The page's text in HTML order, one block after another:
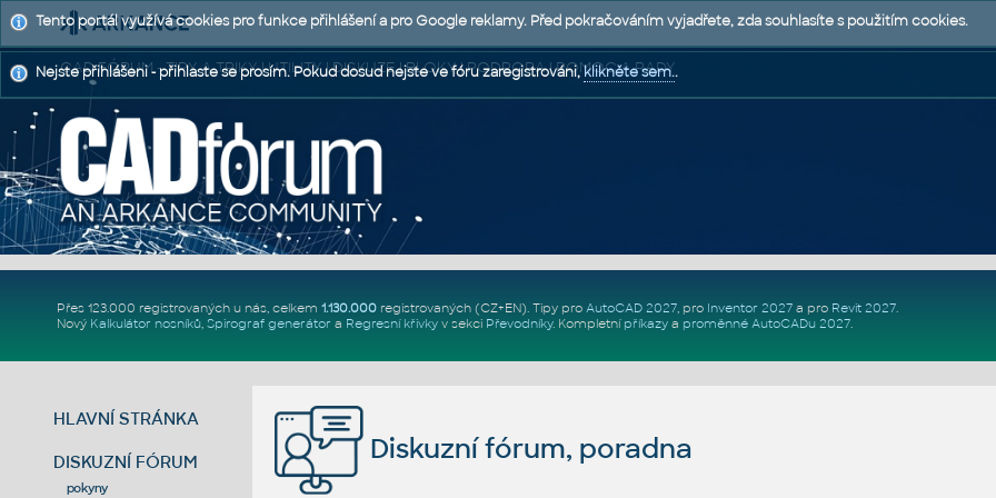
CAD FÓRUM - TIPY A TRIKY | UTILITY | DISKUZE | BLOKY | PODPORA | POMOC A RADY
Přes 123.000 registrovaných u nás, celkem 1.130.000registrovaných (CZ+EN). Tipy pro AutoCAD 2027, pro Inventor 2027a pro Revit 2027.
Nový Kalkulátor nosníků, Spirograf generátor a Regresní křivkyv sekci Převodníky. Kompletní příkazya proměnné AutoCADu 2027.
HLAVNÍ STRÁNKA
DISKUZNÍ FÓRUM
pokyny
Diskuzní fórum, poradna
Tento portál využívá cookies pro funkce přihlášení a pro Google reklamy. Před pokračováním vyjadřete, zda souhlasíte s použitím cookies.
Nejste přihlášeni - přihlaste se prosím. Pokud dosud nejste ve fóru zaregistrováni,klikněte sem..